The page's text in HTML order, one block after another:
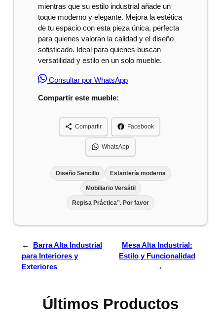
mientras que su estilo industrial añade un
toque moderno y elegante. Mejora la estética
de tu espacio con esta pieza única, perfecta
para quienes valoran la calidad y el diseño
sofisticado. Ideal para quienes buscan
versatilidad y estilo en un solo mueble.
Consultar por WhatsApp
Compartir este mueble:
Compartir Facebook
WhatsApp
Diseño Sencillo Estantería moderna
Mobiliario Versátil
Repisa Práctica”. Por favor
←
Barra Alta Industrial
para Interiores y
Exteriores
Mesa Alta Industrial:
Estilo y Funcionalidad
→
Últimos Productos